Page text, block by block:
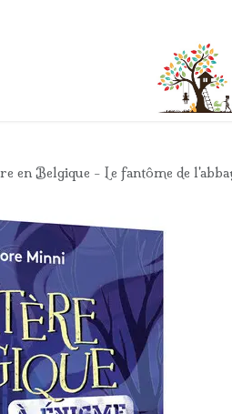
Contact
en Belgique - Le fantôme de